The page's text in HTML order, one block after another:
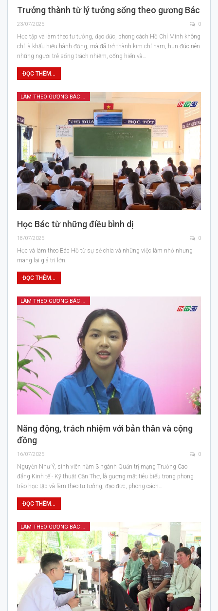
Trưởng thành từ lý tưởng sống theo gương Bác
23/07/2025 0
Học tập và làm theo tư tưởng, đạo đức, phong cách Hồ Chí Minh không
chỉ là khẩu hiệu hành động, mà đã trở thành kim chỉ nam, hun đúc nên
những người trẻ sống trách nhiệm, cống hiến và…
ĐỌC THÊM...
LÀM THEO GƯƠNG BÁC HỒ
Học Bác từ những điều bình dị
18/07/2025 0
Học và làm theo Bác Hồ từ sự sẻ chia và những việc làm nhỏ nhưng
mang lại giá trị lớn.
ĐỌC THÊM...
LÀM THEO GƯƠNG BÁC HỒ
Năng động, trách nhiệm với bản thân và cộng
đồng
16/07/2025 0
Nguyễn Như Ý, sinh viên năm 3 ngành Quản trị mạng Trường Cao
đẳng Kinh tế - Kỹ thuật Cần Thơ, là gương mặt tiêu biểu trong phong
trào học tập và làm theo tư tưởng, đạo đức, phong cách…
ĐỌC THÊM...
LÀM THEO GƯƠNG BÁC HỒ